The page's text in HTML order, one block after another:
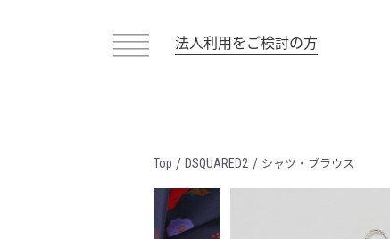
法人利用をご検討の方
Top / DSQUARED2 / シャツ・ブラウス